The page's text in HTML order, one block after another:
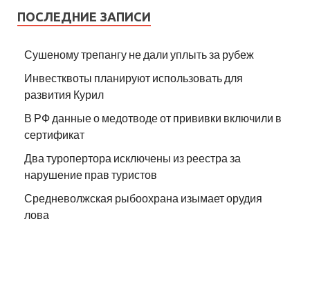
ПОСЛЕДНИЕ ЗАПИСИ
Сушеному трепангу не дали уплыть за рубеж
Инвестквоты планируют использовать для
развития Курил
В РФ данные о медотводе от прививки включили в
сертификат
Два туропертора исключены из реестра за
нарушение прав туристов
Средневолжская рыбоохрана изымает орудия
лова